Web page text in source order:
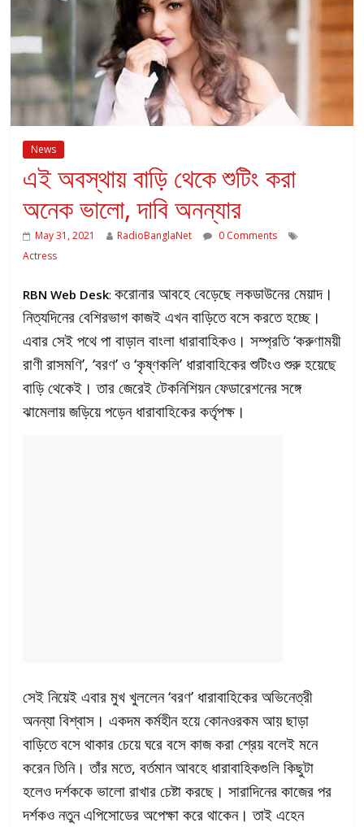
News
এই অবস্থায় বাড়ি থেকে শুটিং করা
অনেক ভালো, দাবি অনন্যার
May 31, 2021 RadioBanglaNet
0 Comments
Actress
RBN Web Desk:করোনার আবহে বেড়েছে লকডাউনের মেয়াদ।
নিত্যদিনের বেশিরভাগ কাজই এখন বাড়িতে বসে করতে হচ্ছে।
এবার সেই পথে পা বাড়াল বাংলা ধারাবাহিকও। সম্প্রতি ‘করুণাময়ী
রাণী রাসমণি’, ‘বরণ’ ও ‘কৃষ্ণকলি’ ধারাবাহিকের শুটিংও শুরু হয়েছে
বাড়ি থেকেই। তার জেরেই টেকনিশিয়ন ফেডারেশনের সঙ্গে
ঝামেলায় জড়িয়ে পড়েন ধারাবাহিকের কর্তৃপক্ষ।
সেই নিয়েই এবার মুখ খুললেন ‘বরণ’ ধারাবাহিকের অভিনেত্রী
অনন্যা বিশ্বাস। একদম কর্মহীন হয়ে কোনওরকম আয় ছাড়া
বাড়িতে বসে থাকার চেয়ে ঘরে বসে কাজ করা শ্রেয় বলেই মনে
করেন তিনি। তাঁর মতে, বর্তমান আবহে ধারাবাহিকগুলি কিছুটা
হলেও দর্শককে ভালো রাখার চেষ্টা করছে। সারাদিনের কাজের পর
দর্শকও নতুন এপিসোডের অপেক্ষা করে থাকেন। তাই এহেন